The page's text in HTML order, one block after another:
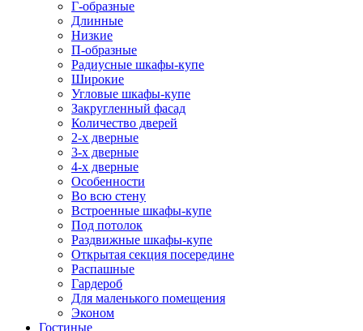
Г-образные
Длинные
Низкие
П-образные
Радиусные шкафы-купе
Широкие
Угловые шкафы-купе
Закругленный фасад
Количество дверей
2-х дверные
3-х дверные
4-х дверные
Особенности
Во всю стену
Встроенные шкафы-купе
Под потолок
Раздвижные шкафы-купе
Открытая секция посередине
Распашные
Гардероб
Для маленького помещения
Эконом
Гостиные